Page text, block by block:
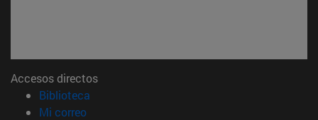
Accesos directos
Biblioteca
Mi correo(abre en nueva ventana)